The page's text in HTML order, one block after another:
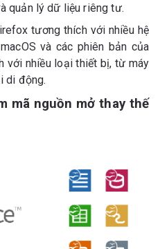
quản lý dữ liệu riêng tư.
tương thích với nhiều hệ
và các phiên bản của
với nhiều loại thiết bị, từ máy
di động.
mã nguồn mở thay thế